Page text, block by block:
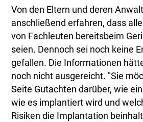
Von den Eltern und deren
anschließend erfahren, dass
von Fachleuten bereitsbeim
seien. Dennoch sei noch keine
gefallen. Die Informationen
noch nicht ausgereicht. "Sie
Seite Gutachten darüber, wie
wie es implantiert wird und
Risiken die Implantation